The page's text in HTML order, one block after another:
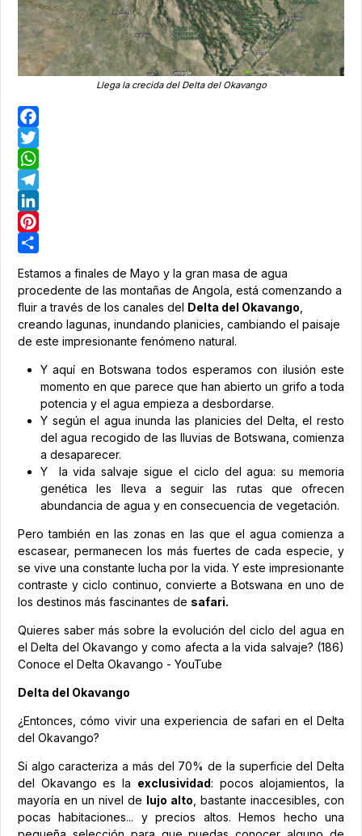
Llega la crecida del Delta del Okavango
Facebook
Twitter
WhatsApp
Telegram
LinkedIn
Pinterest
Estamos a finales de Mayo y la gran masa de agua
procedente de las montañas de Angola, está comenzando a
fluir a través de los canales del Delta del Okavango
creando lagunas, inundando planicies, cambiando el paisaje
de este impresionante fenómeno natural.
Y aquí en Botswana todos esperamos con ilusión este
momento en que parece que han abierto un grifo a toda
potencia y el agua empieza a desbordarse.
Y según el agua inunda las planicies del Delta, el resto
del agua recogido de las lluvias de Botswana, comienza
a desaparecer.
Y la vida salvaje sigue el ciclo del agua: su memoria
genética les lleva a seguir las rutas que ofrecen
abundancia de agua y en consecuencia de vegetación.
Pero también en las zonas en las que el agua comienza a
escasear, permanecen los más fuertes de cada especie, y
se vive una constante lucha por la vida. Y este impresionante
contraste y ciclo continuo, convierte a Botswana en uno de
los destinos más fascinantes de safari.
Quieres saber más sobre la evolución del ciclo del agua en
el Delta del Okavango y como afecta a la vida salvaje? (186)
Conoce el Delta Okavango - YouTube
Delta del Okavango
¿Entonces, cómo vivir una experiencia de safari en el Delta
del Okavango?
Si algo caracteriza a más del 70% de la superficie del Delta
del Okavango es la exclusividad: pocos alojamientos, la
mayoría en un nivel de lujo alto , bastante inaccesibles, con
pocas habitaciones... y precios altos. Hemos hecho una